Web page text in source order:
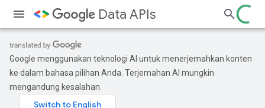
Data APIs
Google menggunakan teknologi AI untuk menerjemahkan konten
ke dalam bahasa pilihan Anda. Terjemahan AI mungkin
mengandung kesalahan.